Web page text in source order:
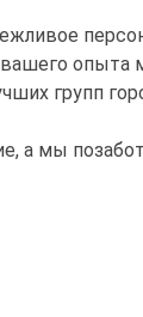
опыта
групп
а мы